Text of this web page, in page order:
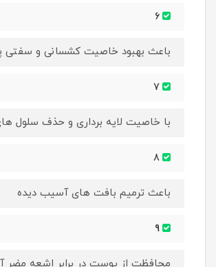
باعث بهبود خاصیت کشسانی و
با خاصیت لایه برداری و حذف سلول
باعث ترمیم بافت های آسیب دیده
محافظت از پوست در برابر اشعه مضر